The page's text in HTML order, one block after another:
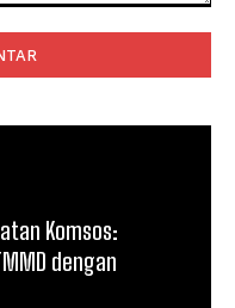
Komsos:
dengan